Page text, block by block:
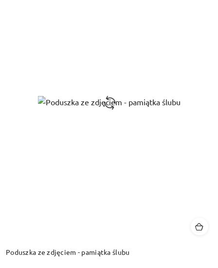
Poduszka ze zdjęciem - pamiątka ślubu